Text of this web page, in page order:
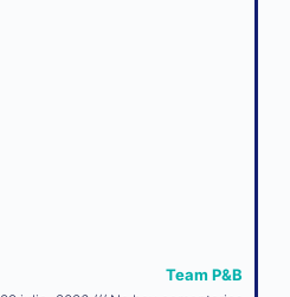
Team P&B